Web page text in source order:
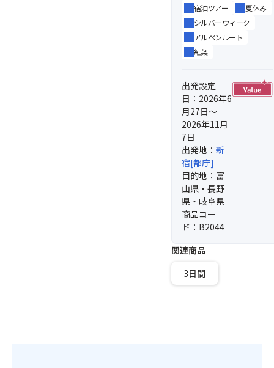
宿泊ツアー
夏休み
シルバーウィーク
アルペンルート
紅葉
出発設定
日：2026年6
月27日～
2026年11月
7日
出発地： 新
宿[都庁]
目的地：富
山県・長野
県・岐阜県
商品コー
ド：B2044
関連商品
3日間